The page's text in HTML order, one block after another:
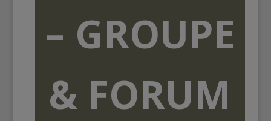
– GROUPE
& FORUM